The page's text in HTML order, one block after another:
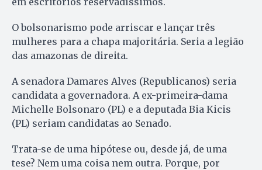
O bolsonarismo pode arriscar e lançar três
mulheres para a chapa majoritária. Seria a legião
das amazonas de direita.
A senadora Damares Alves (Republicanos) seria
candidata a governadora. A ex-primeira-dama
Michelle Bolsonaro (PL) e a deputada Bia Kicis
(PL) seriam candidatas ao Senado.
Trata-se de uma hipótese ou, desde já, de uma
tese? Nem uma coisa nem outra. Porque, por